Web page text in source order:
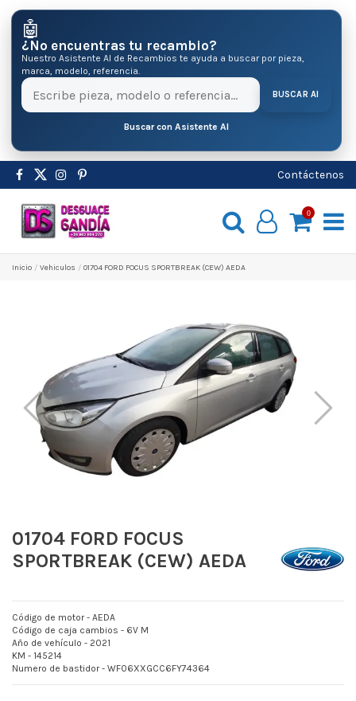
🤖
¿No encuentras tu recambio?
Nuestro Asistente AI de Recambios te ayuda a buscar por pieza,
marca, modelo, referencia.
BUSCAR AI
Buscar con Asistente AI
Contáctenos
0
Inicio Vehiculos 01704 FORD FOCUS SPORTBREAK (CEW) AEDA
01704 FORD FOCUS
SPORTBREAK (CEW) AEDA
Código de motor - AEDA
Código de caja cambios - 6V M
Año de vehículo - 2021
KM - 145214
Numero de bastidor - WF06XXGCC6FY74364